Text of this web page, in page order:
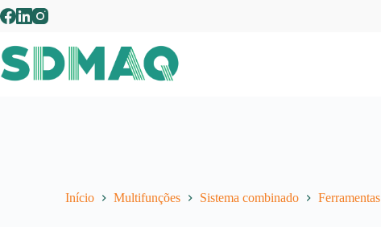
Pular
para
conteúdo
Início Multifunções Sistema combinado Ferramentas